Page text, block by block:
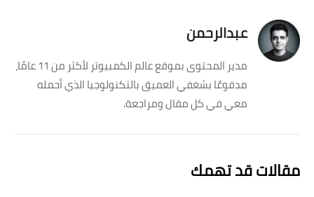
عبدالرحمن
مدير المحتوى بموقع عالم الكمبيوتر لأكثر من 11 عامًا،
مدفوعًا بشغفي العميق بالتكنولوجيا الذي أحمله
معي في كل مقال ومراجعة.
مقالات قد تهمك